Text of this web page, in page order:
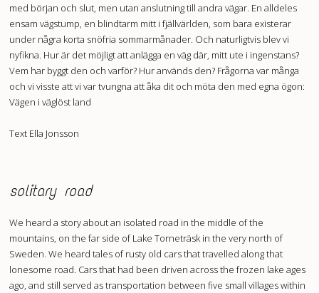
med början och slut, men utan anslutning till andra vägar. En alldeles
ensam vägstump, en blindtarm mitt i fjällvärlden, som bara existerar
under några korta snöfria sommarmånader. Och naturligtvis blev vi
nyfikna. Hur är det möjligt att anlägga en väg där, mitt ute i ingenstans?
Vem har byggt den och varför? Hur används den? Frågorna var många
och vi visste att vi var tvungna att åka dit och möta den med egna ögon:
Vägen i väglöst land
Text Ella Jonsson
solitary road
We heard a story about an isolated road in the middle of the
mountains, on the far side of Lake Torneträsk in the very north of
Sweden. We heard tales of rusty old cars that travelled along that
lonesome road. Cars that had been driven across the frozen lake ages
ago, and still served as transportation between five small villages within